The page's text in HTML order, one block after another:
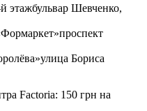
этажбульвар Шевченко,
проспект
улица Бориса
Factoria: 150 грн на